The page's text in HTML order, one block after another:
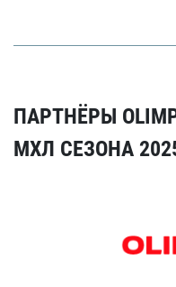
ПАРТНЁРЫ
МХЛ СЕЗОНА